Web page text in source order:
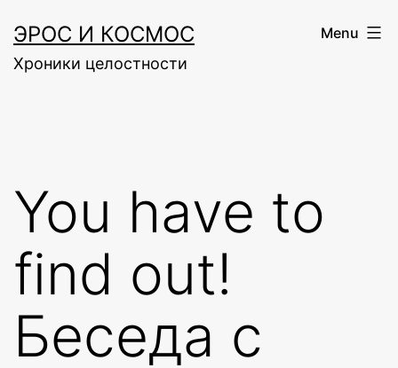
to
content
ЭРОС И КОСМОС
Хроники целостности
Menu
You have to
find out!
Беседа с